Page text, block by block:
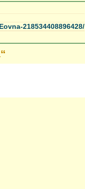
218534408896428/
“